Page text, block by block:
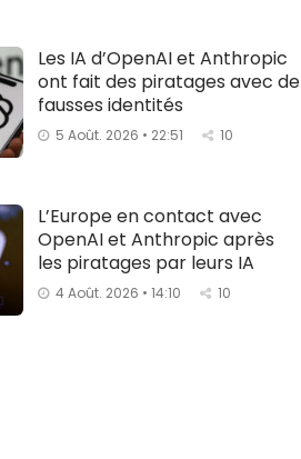
Les IA d’OpenAI et Anthropic
ont fait des piratages avec de
fausses identités
5 Août. 2026 • 22:51 10
L’Europe en contact avec
OpenAI et Anthropic après
les piratages par leurs IA
4 Août. 2026 • 14:10 10